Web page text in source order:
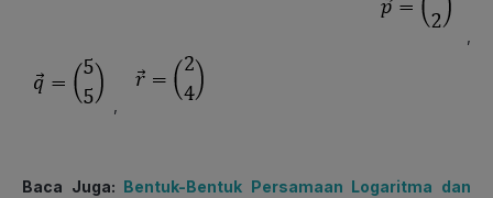
Baca Juga: Bentuk-Bentuk Persamaan Logaritma dan